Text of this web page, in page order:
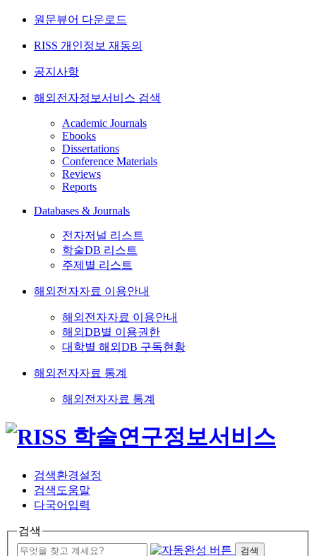
원문뷰어 다운로드
RISS 개인정보 재동의
공지사항
해외전자정보서비스 검색
Academic Journals
Ebooks
Dissertations
Conference Materials
Reviews
Reports
Databases & Journals
전자저널 리스트
학술DB 리스트
주제별 리스트
해외전자자료 이용안내
해외전자자료 이용안내
해외DB별 이용권한
대학별 해외DB 구독현황
해외전자자료 통계
해외전자자료 통계
검색환경설정
검색도움말
다국어입력
검색
검색